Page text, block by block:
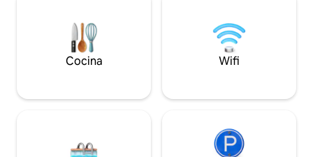
del fuego y contemplar las
profundidades del universo. La casa es
perfecta para familias.
para los niños. La
panadero llega
pub genial en el
Cocina Wifi